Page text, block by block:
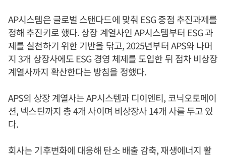
AP시스템은 글로벌 스탠다드에 맞춰 ESG 중점 추진과제를
정해 추진키로 했다. 상장 계열사인 AP시스템부터 ESG 과
제를 실천하기 위한 기반을 닦고, 2025년부터 APS와 나머
지 3개 상장사에도 ESG 경영 체제를 도입한 뒤 점차 비상장
계열사까지 확산한다는 방침을 정했다.
APS의 상장 계열사는 AP시스템과 디이엔티, 코닉오토메이
션, 넥스틴까지 총 4개 사이며 비상장사 14개 사를 두고 있
다.
회사는 기후변화에 대응해 탄소 배출 감축, 재생에너지 활